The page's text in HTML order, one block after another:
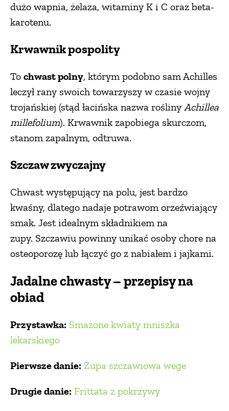
dużo wapnia, żelaza, witaminy K i C oraz beta-
karotenu.
Krwawnik pospolity
To chwast polny, którym podobno sam Achilles
leczył rany swoich towarzyszy w czasie wojny
trojańskiej (stąd łacińska nazwa rośliny Achillea
millefolium). Krwawnik zapobiega skurczom,
stanom zapalnym, odtruwa.
Szczaw zwyczajny
Chwast występujący na polu, jest bardzo
kwaśny, dlatego nadaje potrawom orzeźwiający
smak. Jest idealnym składnikiem na
zupy. Szczawiu powinny unikać osoby chore na
osteoporozę lub łączyć go z nabiałem i jajkami.
Jadalne chwasty – przepisy na
obiad
Przystawka: Smażone kwiaty mniszka
lekarskiego
Pierwsze danie: Zupa szczawiowa wege
Drugie danie: Frittata z pokrzywy